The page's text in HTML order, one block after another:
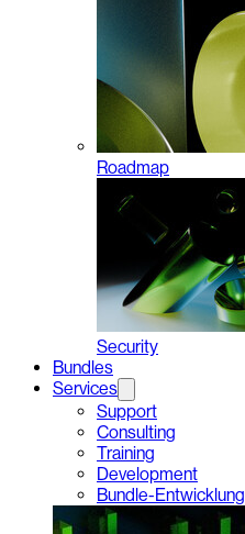
Roadmap
Security
Bundles
Services
Support
Consulting
Training
Development
Bundle-Entwicklung